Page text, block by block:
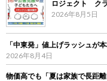
ロジェクト ク
2026年8月5日
「中東発」値上げラッシュ
2026年8月4日
物価高でも「夏は家族で長距